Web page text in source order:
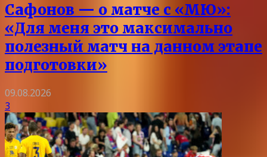
Сафонов — о матче с «МЮ»:
«Для меня это максимально
полезный матч на данном этапе
подготовки»
09.08.2026
3